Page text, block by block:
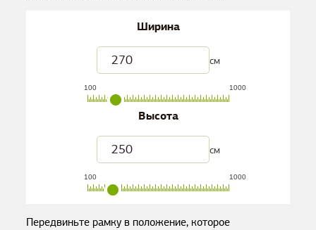
Ширина
см
100 1000
Высота
см
100 1000
Передвиньте рамку в положение, которое